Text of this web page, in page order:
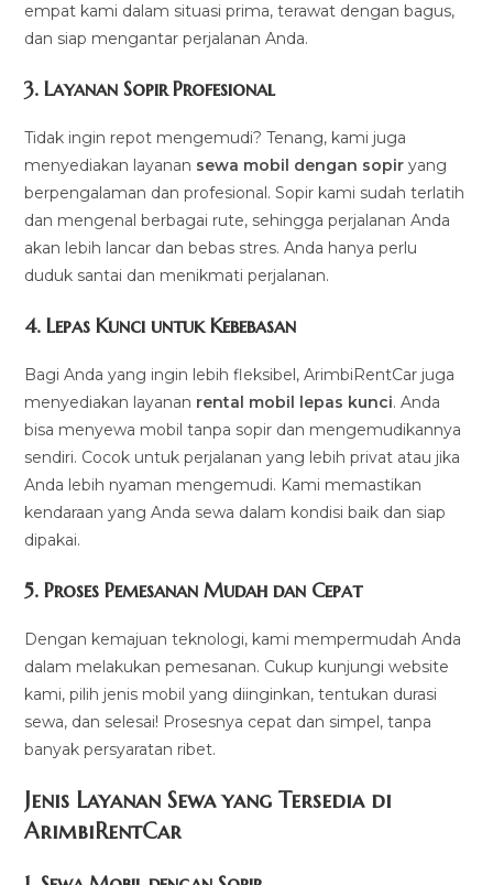
empat kami dalam situasi prima, terawat dengan bagus,
dan siap mengantar perjalanan Anda.
3.Layanan Sopir Profesional
Tidak ingin repot mengemudi? Tenang, kami juga
menyediakan layanan sewa mobil dengan sopir yang
berpengalaman dan profesional. Sopir kami sudah terlatih
dan mengenal berbagai rute, sehingga perjalanan Anda
akan lebih lancar dan bebas stres. Anda hanya perlu
duduk santai dan menikmati perjalanan.
4.Lepas Kunci untuk Kebebasan
Bagi Anda yang ingin lebih fleksibel, ArimbiRentCar juga
menyediakan layanan rental mobil lepas kunci. Anda
bisa menyewa mobil tanpa sopir dan mengemudikannya
sendiri. Cocok untuk perjalanan yang lebih privat atau jika
Anda lebih nyaman mengemudi. Kami memastikan
kendaraan yang Anda sewa dalam kondisi baik dan siap
dipakai.
5.Proses Pemesanan Mudah dan Cepat
Dengan kemajuan teknologi, kami mempermudah Anda
dalam melakukan pemesanan. Cukup kunjungi website
kami, pilih jenis mobil yang diinginkan, tentukan durasi
sewa, dan selesai! Prosesnya cepat dan simpel, tanpa
banyak persyaratan ribet.
Jenis Layanan Sewa yang Tersedia di
ArimbiRentCar